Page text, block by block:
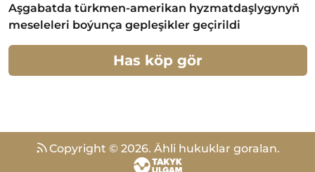
Aşgabatda türkmen-amerikan hyzmatdaşlygynyň
meseleleri boýunça gepleşikler geçirildi
Has köp gör
Copyright © 2026. Ähli hukuklar goralan.